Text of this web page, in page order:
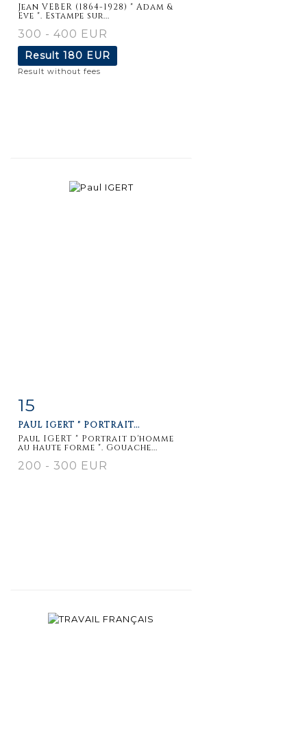
Jean VEBER (1864-1928) " Adam &
Eve ". Estampe sur...
300 - 400 EUR
Result 180 EUR
Result without fees
Item detail
15
PAUL IGERT " PORTRAIT...
Paul IGERT " Portrait d'homme
au haute forme ". Gouache...
200 - 300 EUR